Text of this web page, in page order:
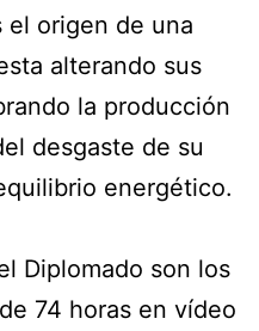
el origen de una
alterando sus
la producción
desgaste de su
energético.
Diplomado son los
74 horas en vídeo